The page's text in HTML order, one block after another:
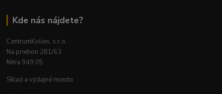
Kde nás nájdete?
CentrumKolies, s.r.o.
Na priehon 281/63
Nitra 949 05
Sklad a výdajné miesto